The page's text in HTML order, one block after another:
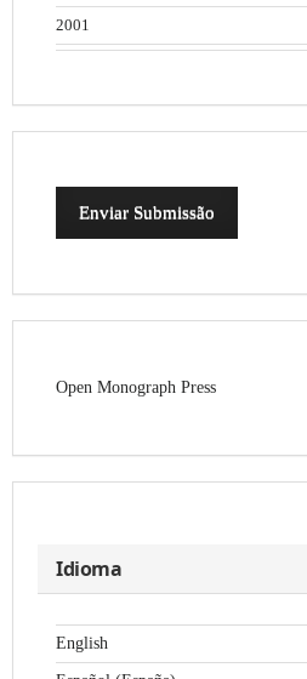
2001
Enviar Submissão
Open Monograph Press
Idioma
English